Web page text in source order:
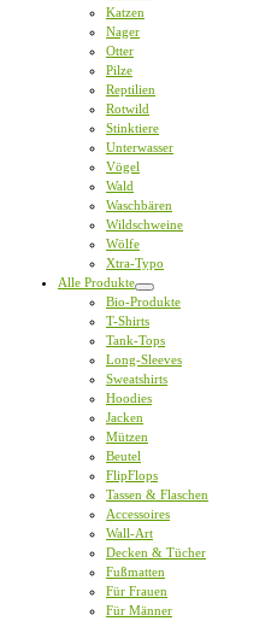
Katzen
Nager
Otter
Pilze
Reptilien
Rotwild
Stinktiere
Unterwasser
Vögel
Wald
Waschbären
Wildschweine
Wölfe
Xtra-Typo
Alle Produkte
Bio-Produkte
T-Shirts
Tank-Tops
Long-Sleeves
Sweatshirts
Hoodies
Jacken
Mützen
Beutel
FlipFlops
Tassen & Flaschen
Accessoires
Wall-Art
Decken & Tücher
Fußmatten
Für Frauen
Für Männer